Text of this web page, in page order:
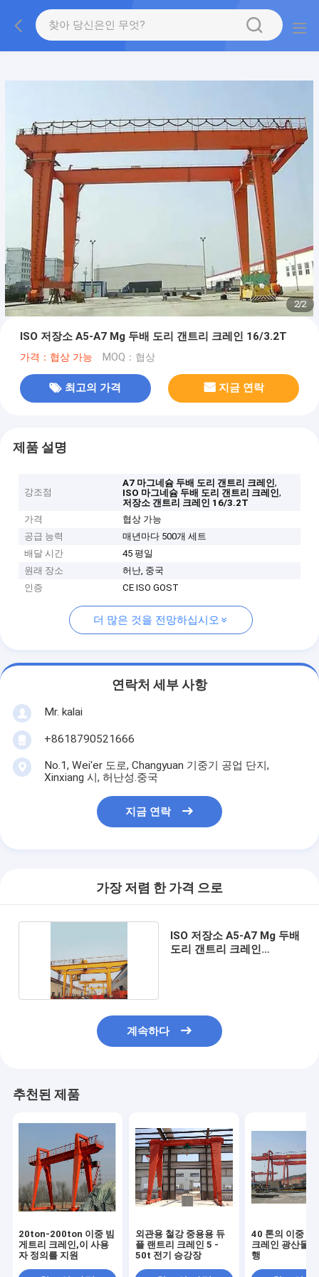
gtag('config', 'G-QWE9HWC3PF', {cookie_flags:
"SameSite=None;Secure"});
2/2
ISO 저장소 A5-A7 Mg 두배 도리 갠트리 크레인 16/3.2T
가격：협상 가능 MOQ：협상
최고의 가격 지금 연락
제품 설명
강조점
A7 마그네슘 두배 도리 갠트리 크레인,
ISO 마그네슘 두배 도리 갠트리 크레인,
저장소 갠트리 크레인 16/3.2T
가격
협상 가능
공급 능력
매년마다 500개 세트
배달 시간
45 평일
원래 장소
허난, 중국
인증
CE ISO GOST
더 많은 것을 전망하십시오
연락처 세부 사항
Mr. kalai
+8618790521666
No.1, Wei'er 도로, Changyuan 기중기 공업 단지,
Xinxiang 시, 허난성.중국
지금 연락
가장 저렴 한 가격 으로
ISO 저장소 A5-A7 Mg 두배
도리 갠트리 크레인
계속하다
추천된 제품
20ton-200ton 이중 빔
게트리 크레인,이 사용
자 정의를 지원
외관용 철강 중용용 듀
플 랜트리 크레인 5 -
50t 전기 승강장
40 톤의 이중 띠
크레인 광산물
행